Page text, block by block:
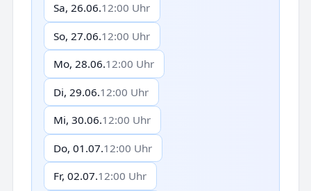
Sa, 26.06.12:00 Uhr
So, 27.06.12:00 Uhr
Mo, 28.06.12:00 Uhr
Di, 29.06.12:00 Uhr
Mi, 30.06.12:00 Uhr
Do, 01.07.12:00 Uhr
Fr, 02.07.12:00 Uhr